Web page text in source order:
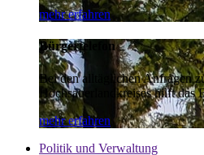
mehr erfahren
Bürgertelefon
Bei den alltäglichen Anfragen
Hochsauerlandkreises hilft das
mehr erfahren
Politik und Verwaltung